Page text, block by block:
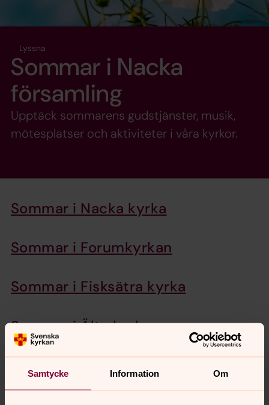
Samtycke Information Om
Lyssna
Sommar i Nacka
församling
Upptäck sommarens gudstjänster, musik,
mötesplatser och aktiviteter i våra kyrkor.
Sommar i Nacka kyrka
Sommar i Forumkyrkan
Sommar i Fisksätra kyrka
Sommar i Älta kyrka